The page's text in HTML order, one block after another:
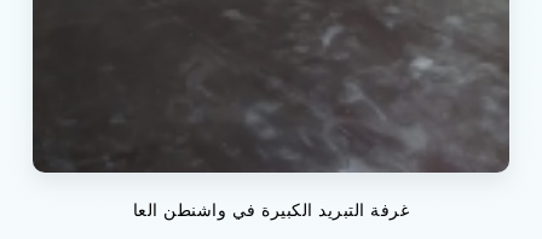
غرفة التبريد الكبيرة في واشنطن العا